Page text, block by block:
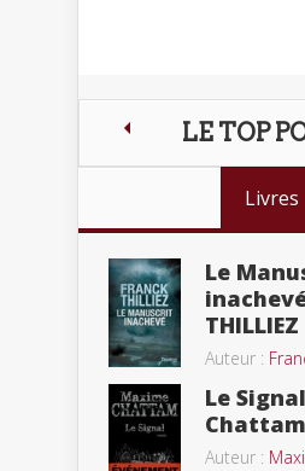
LE TOP
Livres
Le
THILLIEZ
Auteur :
Le
Chattam
Auteur :